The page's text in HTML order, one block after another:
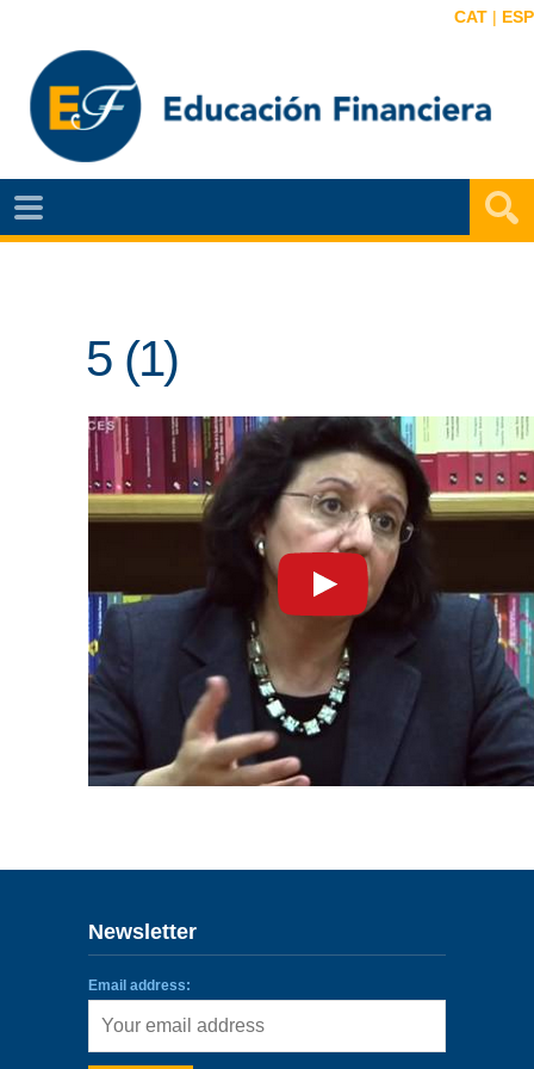
CAT | ESP
NOTÍCIAS
AGENDA
PUBLICACIONES
EF
ENLACES
IEF
NOSOTROS
5 (1)
Newsletter
Email address: